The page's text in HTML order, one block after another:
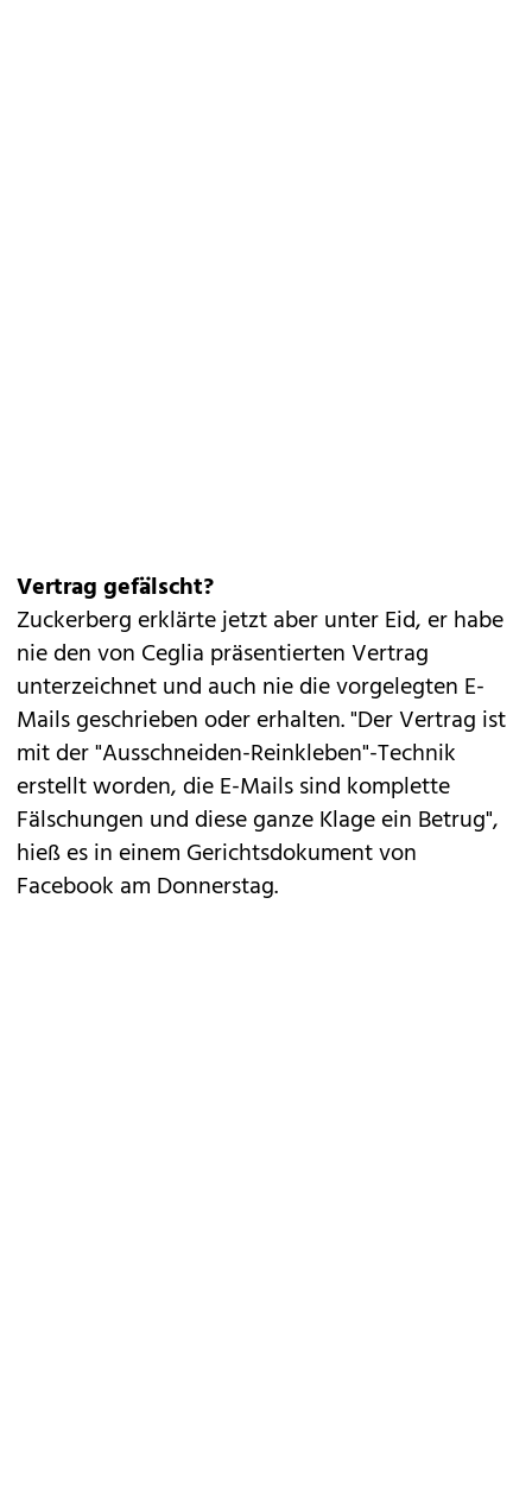
Vertrag gefälscht?
Zuckerbergerklärte jetzt aber unter Eid, er habe
nie den von Ceglia präsentierten Vertrag
unterzeichnet und auch nie die vorgelegten E-
Mails geschrieben oder erhalten. "Der Vertrag ist
mit der "Ausschneiden-Reinkleben"-Technik
erstellt worden, die E-Mails sind komplette
Fälschungen und diese ganze Klage ein Betrug",
hieß es in einem Gerichtsdokument von
Facebook am Donnerstag.